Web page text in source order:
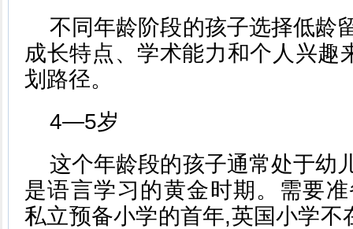
不同年龄阶段的孩子选择低龄
成长特点、学术能力和个人兴趣
划路径。
4—5岁
这个年龄段的孩子通常处于幼
是语言学习的黄金时期。需要
私立预备小学的首年,英国小学不